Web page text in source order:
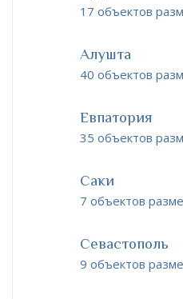
17 объектов
Алушта
40 объектов
Евпатория
35 объектов
Саки
7 объектов
Севастополь
9 объектов